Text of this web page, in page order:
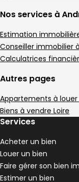
149 500 €
Andrézieux-Bouthéon -
Appartement • 3
DPE : 2 chambres
Nos services à
Estimation
Conseiller immobilier
Calculatrices
Autres pages
Appartements à
Biens à vendre Loire
Services
Acheter un bien
Louer un bien
Faire gérer son bien
Estimer un bien